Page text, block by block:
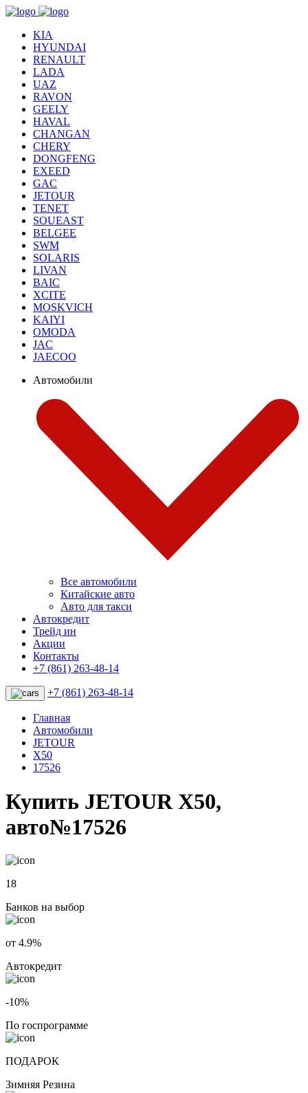
KIA
HYUNDAI
RENAULT
LADA
UAZ
RAVON
GEELY
HAVAL
CHANGAN
CHERY
DONGFENG
EXEED
GAC
JETOUR
TENET
SOUEAST
BELGEE
SWM
SOLARIS
LIVAN
BAIC
XCITE
MOSKVICH
KAIYI
OMODA
JAC
JAECOO
Автомобили
Все автомобили
Китайские авто
Авто для такси
Автокредит
Трейд ин
Акции
Контакты
+7 (861) 263-48-14
+7 (861) 263-48-14
Главная
Автомобили
JETOUR
X50
17526
Купить JETOUR X50,
авто№17526
18
Банков на выбор
от 4.9%
Автокредит
-10%
По госпрограмме
ПОДАРОК
Зимняя Резина